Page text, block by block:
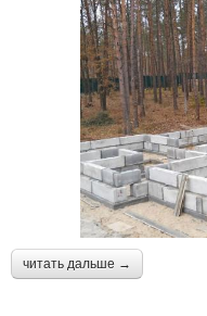
читать дальше →